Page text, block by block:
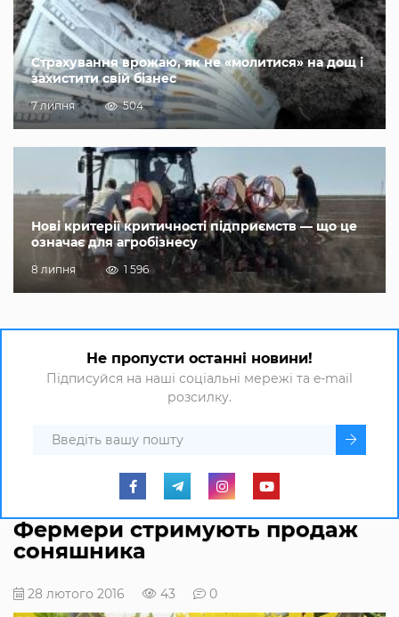
Страхування врожаю, як не «молитися» на дощ і
захистити свій бізнес
7 липня 504
Нові критерії критичності підприємств — що це
означає для агробізнесу
8 липня 1 596
Не пропусти останні новини!
Підписуйся на наші соціальні мережі та e-mail
розсилку.
Фермери стримують продаж
соняшника
28 лютого 2016 43 0